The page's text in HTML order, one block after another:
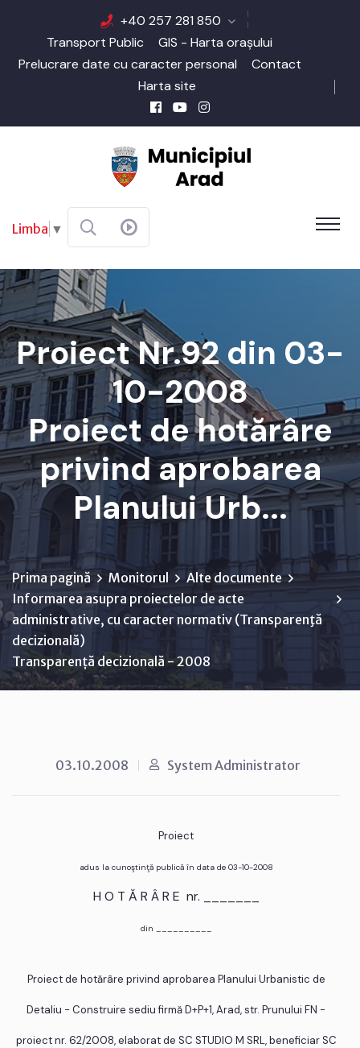
+40 257 281 850
Transport Public
GIS - Harta orașului
Prelucrare date cu caracter personal
Contact
Harta site
Limba ▼
Proiect Nr.92 din 03-
10-2008
Proiect de hotărâre
privind aprobarea
Planului Urb...
Prima pagină Monitorul
Alte documente
Informarea asupra proiectelor de acte
administrative, cu caracter normativ (Transparenţă
decizională)
Transparență decizională - 2008
03.10.2008 System Administrator
Proiect
adus la cunoştinţă publică în data de 03-10-2008
H O T Ă R Â R E nr. _______
din __________
Proiect de hotărâre privind aprobarea Planului Urbanistic de
Detaliu - Construire sediu firmă D+P+1, Arad, str. Prunului FN -
proiect nr. 62/2008, elaborat de SC STUDIO M SRL, beneficiar SC